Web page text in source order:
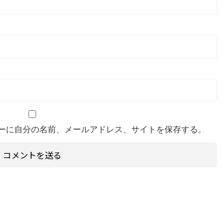
自分の名前、メールアドレス、サイトを保存する。